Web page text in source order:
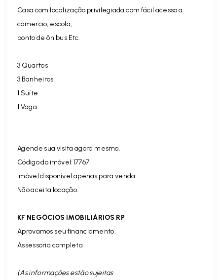
Casa com localização privilegiada com fácil acesso a
comercio, escola,
ponto de ônibus Etc.
3 Quartos
3 Banheiros
1 Suíte
1 Vaga
Agende sua visita agora mesmo.
Código do imóvel:17767
Imóvel disponível apenas para venda.
Não aceita locação.
KF NEGÓCIOS IMOBILIÁRIOS RP
Aprovamos seu financiamento.
Assessoria completa
(As informações estão sujeitas